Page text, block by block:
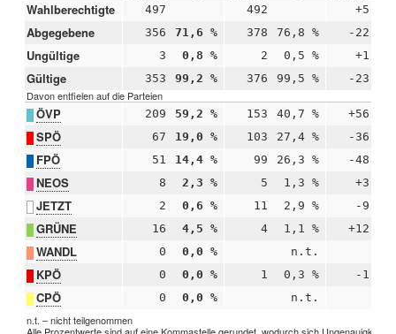
Wahlberechtigte 497 492 +5
Abgegebene 356 71,6 % 378 76,8 % -22
Ungültige 3 0,8 % 2 0,5 % +1
Gültige 353 99,2 % 376 99,5 % -23
Davon entfielen auf die Parteien
ÖVP 209 59,2 % 153 40,7 % +56
SPÖ 67 19,0 % 103 27,4 % -36
FPÖ 51 14,4 % 99 26,3 % -48
NEOS 8 2,3 % 5 1,3 % +3
JETZT 2 0,6 % 11 2,9 % -9
GRÜNE 16 4,5 % 4 1,1 % +12
WANDL 0 0,0 % n.t.
KPÖ 0 0,0 % 1 0,3 % -1
CPÖ 0 0,0 % n.t.
n.t. – nicht teilgenommen